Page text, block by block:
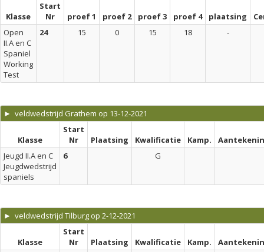
Klasse
Start
Nr
proef 1 proef 2 proef 3 proef 4 plaatsing
Open
II.A en C
Spaniel
Working
Test
24 15 0 15 18 -
► veldwedstrijd Grathem op 13-12-2021
Klasse
Start
Nr
Plaatsing Kwalificatie Kamp.
Jeugd II.A en C
Jeugdwedstrijd
spaniels
6 G
► veldwedstrijd Tilburg op 2-12-2021
Klasse
Start
Nr
Plaatsing Kwalificatie Kamp.